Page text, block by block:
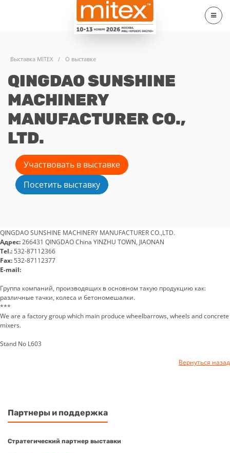
Выставка MITEX / О выставке
QINGDAO SUNSHINE
MACHINERY
MANUFACTURER CO.,
LTD.
Участвовать в выставке
Посетить выставку
QINGDAO SUNSHINE MACHINERY MANUFACTURER CO.,LTD.
Адрес:266431 QINGDAO China YINZHU TOWN, JIAONAN
Tel.: 532-87112366
Fax: 532-87112377
E-mail:
Группа компаний, производящих в основном такую продукцию как:
различные тачки, колеса и бетономешалки.
***
We are a factory group which main produce wheelbarrows, wheels and concrete
mixers.
Stand No L603
Вернуться назад
Партнеры и поддержка
Стратегический партнер выставки